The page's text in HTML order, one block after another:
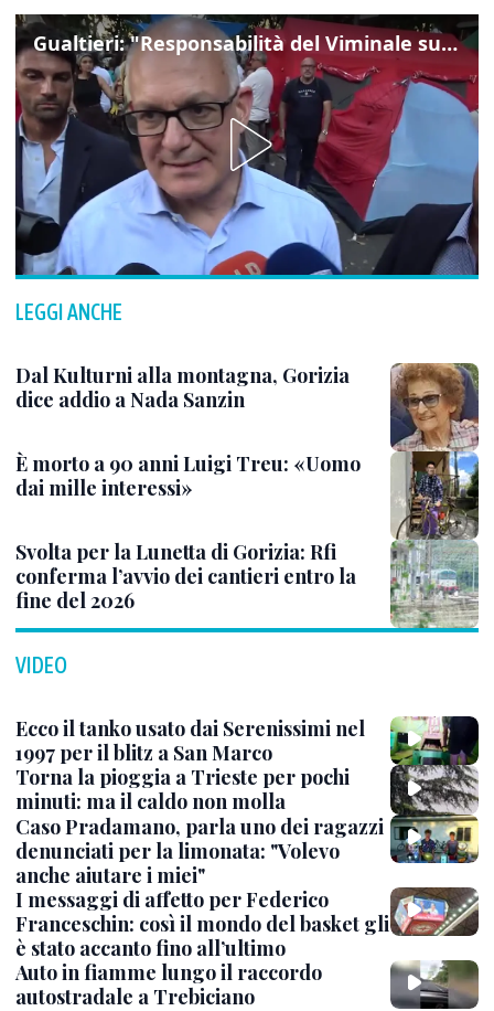
Gualtieri: "Responsabilità del Viminale su Spin Time? La posizione dei partiti è nota"
LEGGI ANCHE
Dal Kulturni alla montagna, Gorizia
dice addio a Nada Sanzin
È morto a 90 anni Luigi Treu: «Uomo
dai mille interessi»
Svolta per la Lunetta di Gorizia: Rfi
conferma l’avvio dei cantieri entro la
fine del 2026
VIDEO
Ecco il tanko usato dai Serenissimi nel
1997 per il blitz a San Marco
Torna la pioggia a Trieste per pochi
minuti: ma il caldo non molla
Caso Pradamano, parla uno dei ragazzi
denunciati per la limonata: "Volevo
anche aiutare i miei"
I messaggi di affetto per Federico
Franceschin: così il mondo del basket gli
è stato accanto fino all’ultimo
Auto in fiamme lungo il raccordo
autostradale a Trebiciano